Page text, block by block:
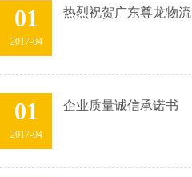
01
2017-04
热烈祝贺广东尊龙物
01
2017-04
企业质量诚信承诺书